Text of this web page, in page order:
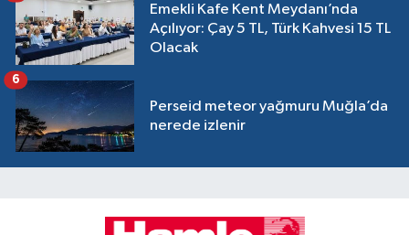
Emekli Kafe Kent Meydanı’nda
Açılıyor: Çay 5 TL, Türk Kahvesi 15 TL
Olacak
Perseid meteor yağmuru Muğla’da
nerede izlenir
6